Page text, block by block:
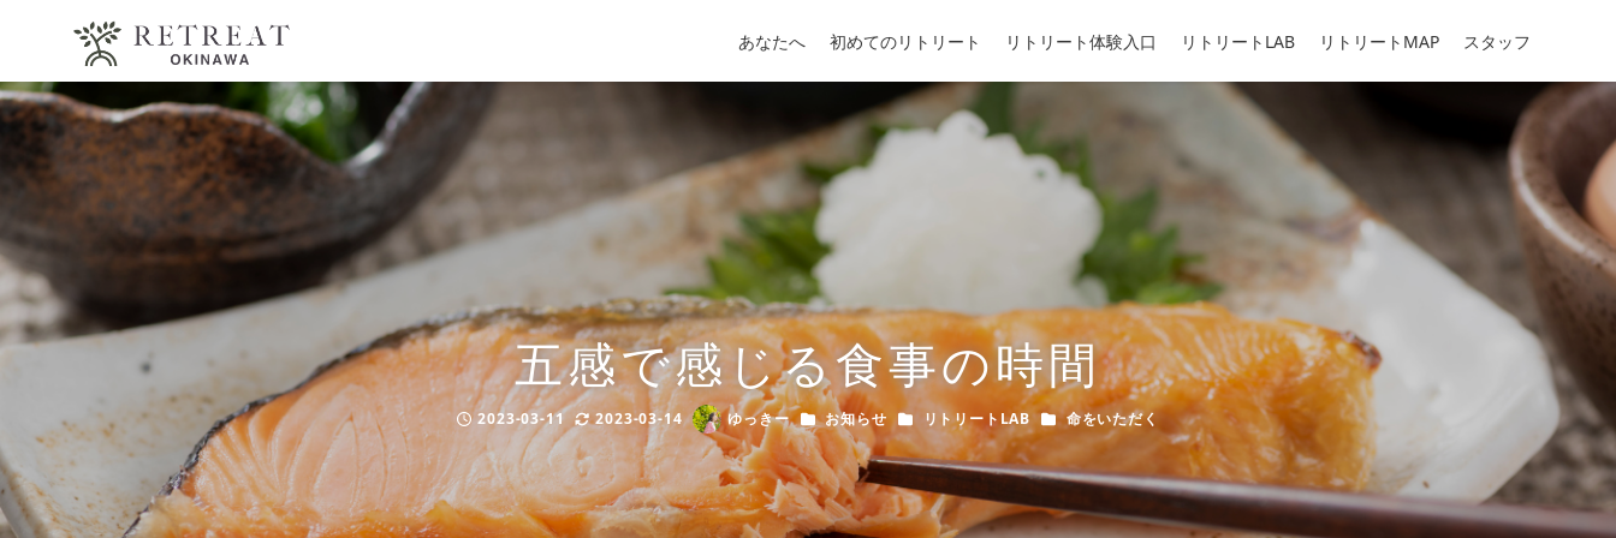
あなたへ 初めてのリトリート リトリート体験入口 リトリートLAB リトリートMAP スタッフ
五感で感じる食事の時間
Published
2023-03-11
Modified
2023-03-14
Author
ゆっきー カテゴリー
お知らせ カテゴリー
リトリートLAB カテゴリー
命をいただく